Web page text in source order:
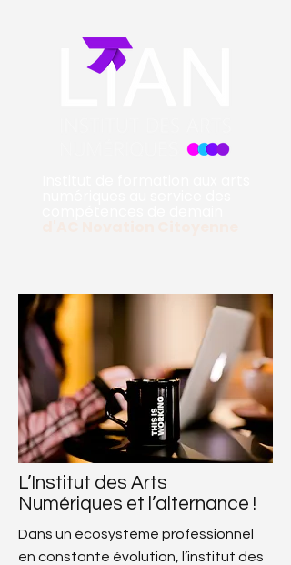
AC Novation Citoyenne
L’Institut des Arts
Numériques et l’alternance !
Dans un écosystème professionnel
en constante évolution, l’institut des